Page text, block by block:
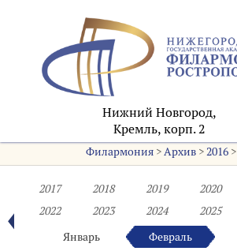
Нижний Новгород,
Кремль, корп. 2
Филармония>Архив>2016>
2017 2018 2019 2020
2022
2023 2024 2025
Январь
Февраль